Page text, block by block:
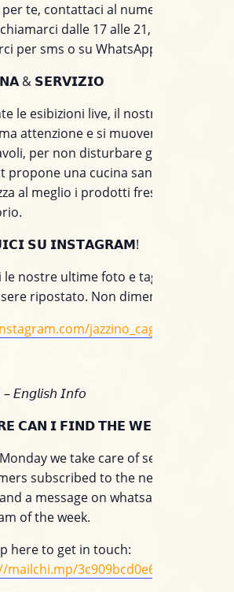
per te, contattaci al numero +39 375
dalle 17 alle 21, mentre puoi
per sms o su WhatsApp tutto il
& 𝗦𝗘𝗥𝗩𝗜𝗭𝗜𝗢
le esibizioni live, il nostro staff
attenzione e si muoverà con
per non disturbare gli artisti sul
propone una cucina sana e creativa
al meglio i prodotti freschi e
𝗦𝗨 𝗜𝗡𝗦𝗧𝗔𝗚𝗥𝗔𝗠!
le nostre ultime foto e taggaci nei tuoi
ripostato. Non dimenticare di
jazzino_cagliari/
𝘌𝘯𝘨𝘭𝘪𝘴𝘩 𝘐𝘯𝘧𝘰
𝗖𝗔𝗡 𝗜 𝗙𝗜𝗡𝗗 𝗧𝗛𝗘 𝗪𝗘𝗘𝗞𝗟𝗬
we take care of sending to all
subscribed to the newsletter
a message on whatsapp with the
of the week.
here to get in touch:
mailchi.mp/3c909bcd0e60/